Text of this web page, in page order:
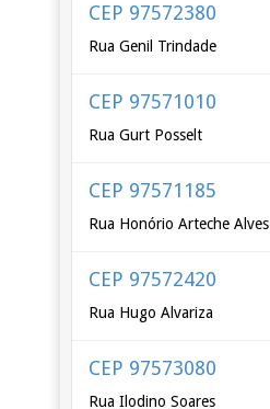
CEP 97572380
Rua Genil Trindade
CEP 97571010
Rua Gurt Posselt
CEP 97571185
Rua Honório Arteche Alves
CEP 97572420
Rua Hugo Alvariza
CEP 97573080
Rua Ilodino Soares